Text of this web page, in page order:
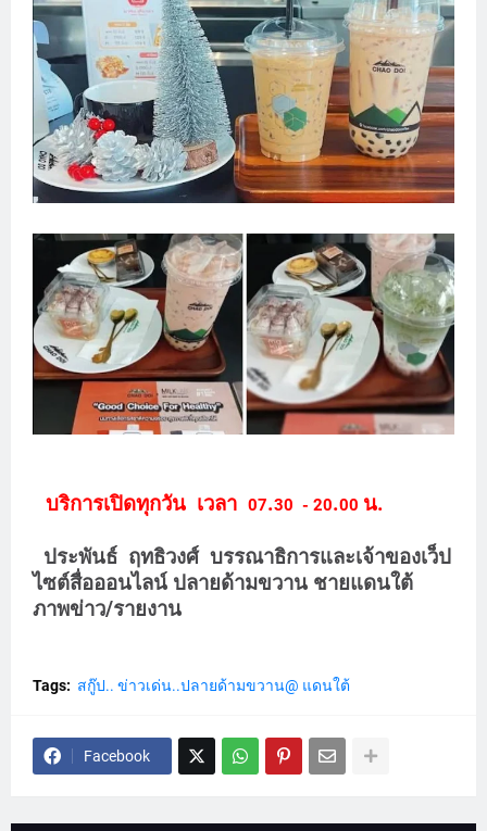
บริการเปิดทุกวัน เวลา 07.30 - 20.00 น.
ประพันธ์ ฤทธิวงศ์ บรรณาธิการและเจ้าของเว็ป
ไซต์สื่อออนไลน์ ปลายด้ามขวาน ชายแดนใต้
ภาพข่าว/รายงาน
Tags: สกู๊ป.. ข่าวเด่น..ปลายด้ามขวาน@ แดนใต้
Facebook